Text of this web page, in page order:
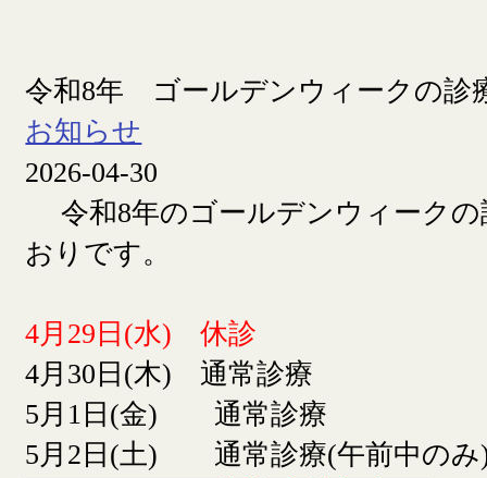
令和8年 ゴールデンウィークの診
お知らせ
2026-04-30
令和8年のゴールデンウィークの
おりです。
4月29日(水) 休診
4月30日(木) 通常診療
5月1日(金) 通常診療
5月2日(土) 通常診療(午前中のみ